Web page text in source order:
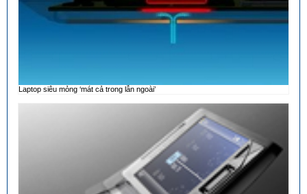
Laptop siêu mỏng ‘mát cả trong lẫn ngoài’